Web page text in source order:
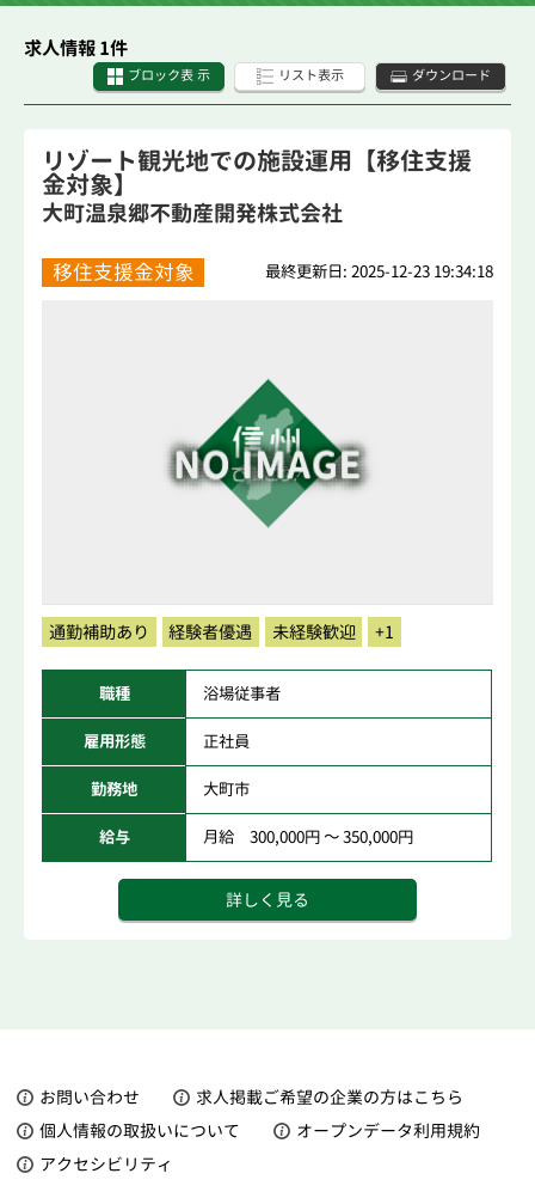
求人情報 1件
ブロック表 示 リスト表示 ダウンロード
リゾート観光地での施設運用【移住支援
金対象】
大町温泉郷不動産開発株式会社
移住支援金対象 最終更新日: 2025-12-23 19:34:18
通勤補助あり 経験者優遇 未経験歓迎 +1
職種 浴場従事者
雇用形態 正社員
勤務地 大町市
給与 月給 300,000円 ～ 350,000円
詳しく見る
お問い合わせ
求人掲載ご希望の企業の方はこちら
個人情報の取扱いについて
オープンデータ利用規約
アクセシビリティ